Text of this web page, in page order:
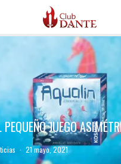
JUEGO
· 21 mayo, 2021